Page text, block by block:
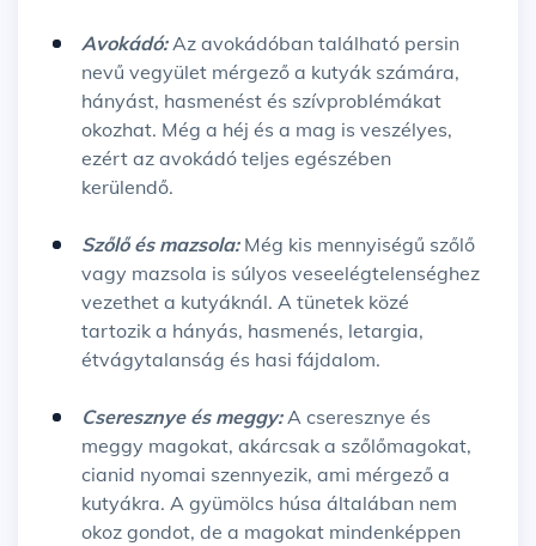
Avokádó:Az avokádóban található persin
nevű vegyület mérgező a kutyák számára,
hányást, hasmenést és szívproblémákat
okozhat. Még a héj és a mag is veszélyes,
ezért az avokádó teljes egészében
kerülendő.
Szőlő és mazsola:Még kis mennyiségű szőlő
vagy mazsola is súlyos veseelégtelenséghez
vezethet a kutyáknál. A tünetek közé
tartozik a hányás, hasmenés, letargia,
étvágytalanság és hasi fájdalom.
Cseresznye és meggy: A cseresznye és
meggy magokat, akárcsak a szőlőmagokat,
cianid nyomai szennyezik, ami mérgező a
kutyákra. A gyümölcs húsa általában nem
okoz gondot, de a magokat mindenképpen